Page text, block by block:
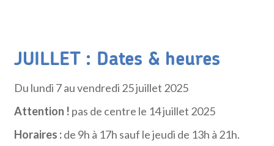
JUILLET : Dates & heures
Du lundi 7 au vendredi 25 juillet 2025
Attention ! pas de centre le 14 juillet 2025
Horaires :de 9h à 17h sauf le jeudi de 13h à 21h.